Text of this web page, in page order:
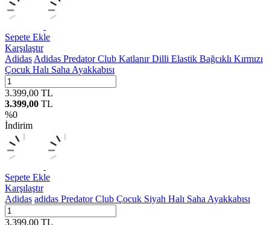
Sepete Ekle
Karşılaştır
Adidas Adidas Predator Club Katlanır Dilli Elastik Bağcıklı Kırmızı
Çocuk Halı Saha Ayakkabısı
3.399,00 TL
3.399,00 TL
%0
İndirim
Sepete Ekle
Karşılaştır
Adidas adidas Predator Club Çocuk Siyah Halı Saha Ayakkabısı
3.399,00 TL